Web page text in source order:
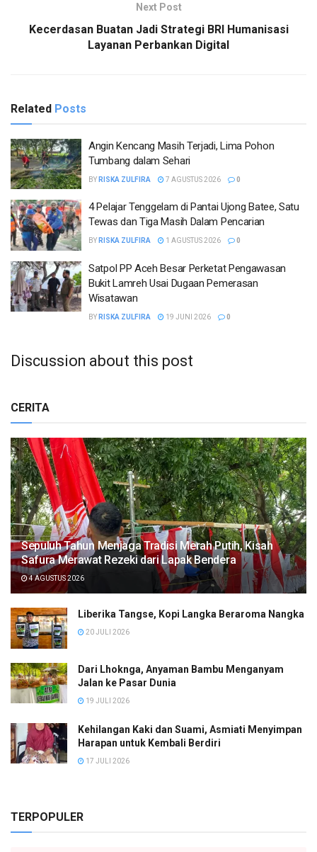
Next Post
Kecerdasan Buatan Jadi Strategi BRI Humanisasi
Layanan Perbankan Digital
Related Posts
Angin Kencang Masih Terjadi, Lima Pohon
Tumbang dalam Sehari
BY RISKA ZULFIRA 7 AGUSTUS 2026 0
4 Pelajar Tenggelam di Pantai Ujong Batee, Satu
Tewas dan Tiga Masih Dalam Pencarian
BY RISKA ZULFIRA 1 AGUSTUS 2026 0
Satpol PP Aceh Besar Perketat Pengawasan
Bukit Lamreh Usai Dugaan Pemerasan
Wisatawan
BY RISKA ZULFIRA 19 JUNI 2026 0
Discussion about this post
CERITA
Sepuluh Tahun Menjaga Tradisi Merah Putih, Kisah
Safura Merawat Rezeki dari Lapak Bendera
4 AGUSTUS 2026
Liberika Tangse, Kopi Langka Beraroma Nangka
20 JULI 2026
Dari Lhoknga, Anyaman Bambu Menganyam
Jalan ke Pasar Dunia
19 JULI 2026
Kehilangan Kaki dan Suami, Asmiati Menyimpan
Harapan untuk Kembali Berdiri
17 JULI 2026
TERPOPULER